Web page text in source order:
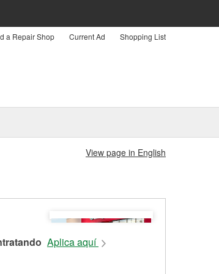
a Repair Shop Current Ad Shopping List
View page in English
Aplica aquí